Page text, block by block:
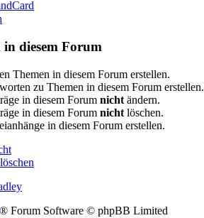
diesem Forum
Themen in diesem Forum erstellen.
zu Themen in diesem Forum erstellen.
in diesem Forum nicht ändern.
in diesem Forum nicht löschen.
in diesem Forum erstellen.
® Forum Software © phpBB Limited